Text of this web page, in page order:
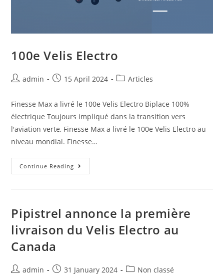
100e Velis Electro
admin 15 April 2024 Articles
Finesse Max a livré le 100e Velis Electro Biplace 100%
électrique Toujours impliqué dans la transition vers
l'aviation verte, Finesse Max a livré le 100e Velis Electro au
niveau mondial. Finesse…
Continue Reading
Pipistrel annonce la première
livraison du Velis Electro au
Canada
admin 31 January 2024 Non classé